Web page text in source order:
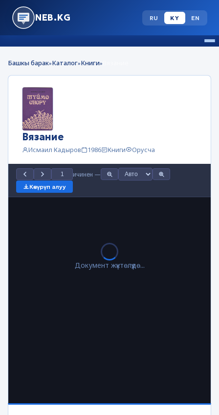
NEB.KG RU KY EN
Башкы барак»Каталог»Книги»
Вязание
Исмаил Кадыров 1986 Книги Орусча
ичинен —
Көчүрүп алуу
Документ жүктөлүүдө...